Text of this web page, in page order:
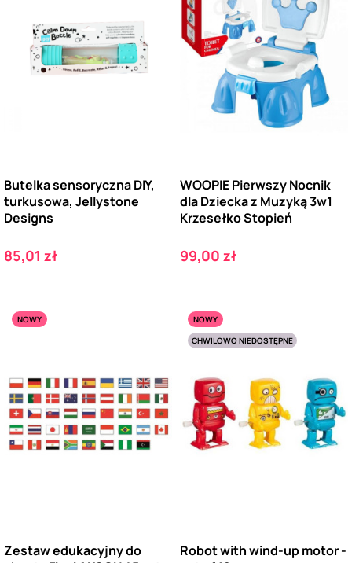
Butelka sensoryczna DIY,
turkusowa, Jellystone
Designs
Cena
85,01 zł
WOOPIE Pierwszy Nocnik
dla Dziecka z Muzyką 3w1
Krzesełko Stopień
Cena
99,00 zł
NOWY
Zestaw edukacyjny do
NOWY
CHWILOWO NIEDOSTĘPNE
Robot with wind-up motor -